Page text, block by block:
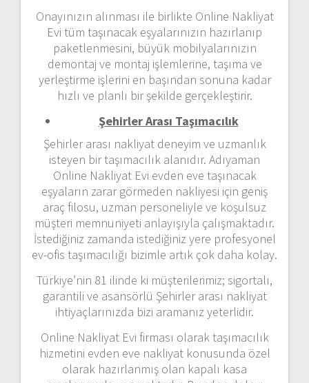
Onayınızın alınması ile birlikte Online Nakliyat
Evi tüm taşınacak eşyalarınızın hazırlanıp
paketlenmesini, büyük mobilyalarınızın
demontaj ve montaj işlemlerine, taşıma ve
yerleştirme işlerini en başından sonuna kadar
hızlı ve planlı bir şekilde gerçekleştirir.
Şehirler Arası Taşımacılık
Şehirler arası nakliyat deneyim ve uzmanlık
isteyen bir taşımacılık alanıdır. Adıyaman
Online Nakliyat Evi evden eve taşınacak
eşyaların zarar görmeden nakliyesi için geniş
araç filosu, uzman personeliyle ve koşulsuz
müşteri memnuniyeti anlayışıyla çalışmaktadır.
İstediğiniz zamanda istediğiniz yere profesyonel
ev-ofis taşımacılığı bizimle artık çok daha kolay.
Türkiye’nin 81 ilinde ki müşterilerimiz; sigortalı,
garantili ve asansörlü Şehirler arası nakliyat
ihtiyaçlarınızda bizi aramanız yeterlidir.
Online Nakliyat Evi firması olarak taşımacılık
hizmetini evden eve nakliyat konusunda özel
olarak hazırlanmış olan kapalı kasa